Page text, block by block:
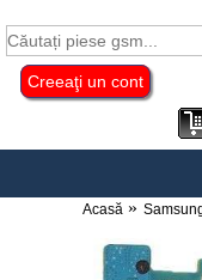
Creeaţi un cont
Acasă